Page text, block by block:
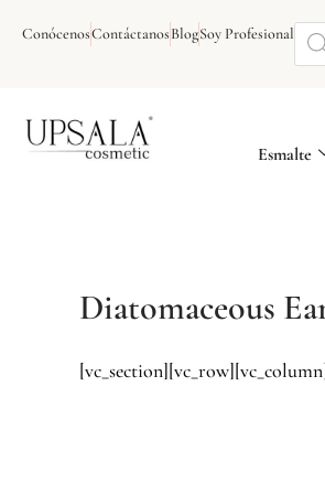
ConócenosContáctanosBlogSoy Profesional
Esmalte
Diatomaceous